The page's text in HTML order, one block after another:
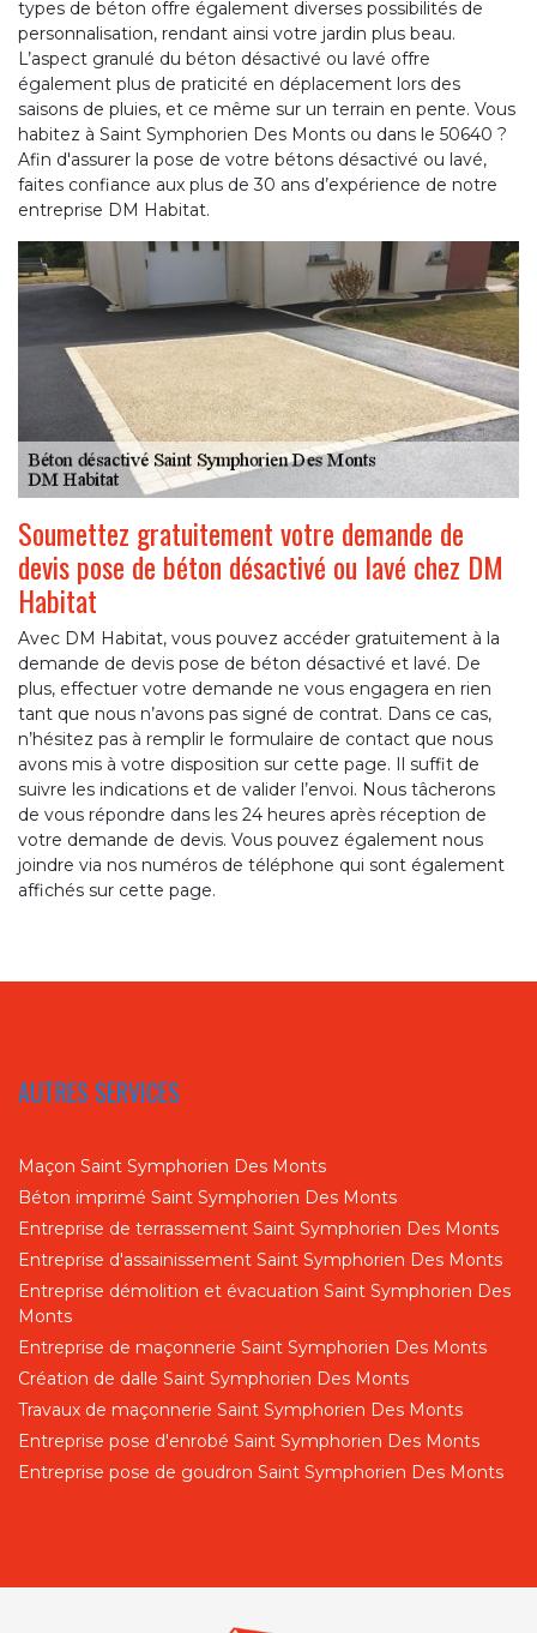
types de béton offre également diverses possibilités de
personnalisation, rendant ainsi votre jardin plus beau.
L’aspect granulé du béton désactivé ou lavé offre
également plus de praticité en déplacement lors des
saisons de pluies, et ce même sur un terrain en pente. Vous
habitez à Saint Symphorien Des Monts ou dans le 50640 ?
Afin d'assurer la pose de votre bétons désactivé ou lavé,
faites confiance aux plus de 30 ans d’expérience de notre
entreprise DM Habitat.
Soumettez gratuitement votre demande de
devis pose de béton désactivé ou lavé chez DM
Habitat
Avec DM Habitat, vous pouvez accéder gratuitement à la
demande de devis pose de béton désactivé et lavé. De
plus, effectuer votre demande ne vous engagera en rien
tant que nous n’avons pas signé de contrat. Dans ce cas,
n’hésitez pas à remplir le formulaire de contact que nous
avons mis à votre disposition sur cette page. Il suffit de
suivre les indications et de valider l’envoi. Nous tâcherons
de vous répondre dans les 24 heures après réception de
votre demande de devis. Vous pouvez également nous
joindre via nos numéros de téléphone qui sont également
affichés sur cette page.
AUTRES SERVICES
Maçon Saint Symphorien Des Monts
Béton imprimé Saint Symphorien Des Monts
Entreprise de terrassement Saint Symphorien Des Monts
Entreprise d'assainissement Saint Symphorien Des Monts
Entreprise démolition et évacuation Saint Symphorien Des
Monts
Entreprise de maçonnerie Saint Symphorien Des Monts
Création de dalle Saint Symphorien Des Monts
Travaux de maçonnerie Saint Symphorien Des Monts
Entreprise pose d'enrobé Saint Symphorien Des Monts
Entreprise pose de goudron Saint Symphorien Des Monts